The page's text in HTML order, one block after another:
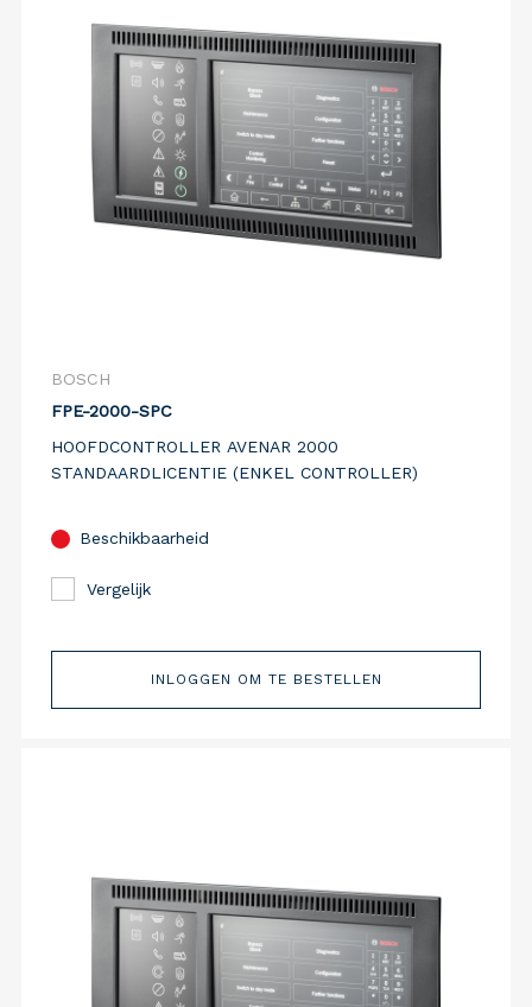
BOSCH
FPE-2000-SPC
HOOFDCONTROLLER AVENAR 2000
STANDAARDLICENTIE (ENKEL CONTROLLER)
Beschikbaarheid
Vergelijk
INLOGGEN OM TE BESTELLEN